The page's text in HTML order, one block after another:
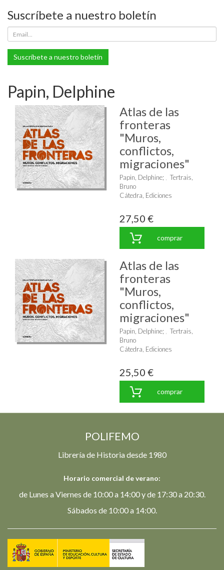
Suscríbete a nuestro boletín
Suscríbete a nuestro boletín
Papin, Delphine
Atlas de las
fronteras
"Muros,
conflictos,
migraciones"
Papin, Delphine;
Tertrais,
Bruno
Cátedra, Ediciones
27,50 €
comprar
Atlas de las
fronteras
"Muros,
conflictos,
migraciones"
Papin, Delphine;
Tertrais,
Bruno
Cátedra, Ediciones
25,50 €
comprar
POLIFEMO
Librería de Historia desde 1980
Horario comercial de verano:
de Lunes a Viernes de 10:00 a 14:00 y de 17:30 a 20:30.
Sábados de 10:00 a 14:00.